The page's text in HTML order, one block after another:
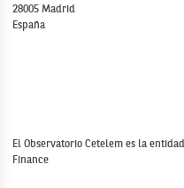
28005 Madrid
España
El Observatorio Cetelem es la
Finance